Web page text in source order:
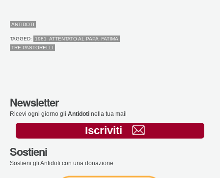
ANTIDOTI
TAGGED: 1981 ATTENTATO AL PAPA
FATIMA
TRE PASTORELLI
Newsletter
Ricevi ogni giorno gli Antidoti nella tua mail
Iscriviti
Sostieni
Sostieni gli Antidoti con una donazione